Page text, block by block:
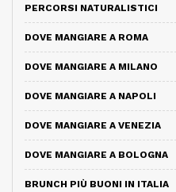
PERCORSI NATURALISTICI
DOVE MANGIARE A ROMA
DOVE MANGIARE A MILANO
DOVE MANGIARE A NAPOLI
DOVE MANGIARE A VENEZIA
DOVE MANGIARE A BOLOGNA
BRUNCH PIÙ BUONI IN ITALIA